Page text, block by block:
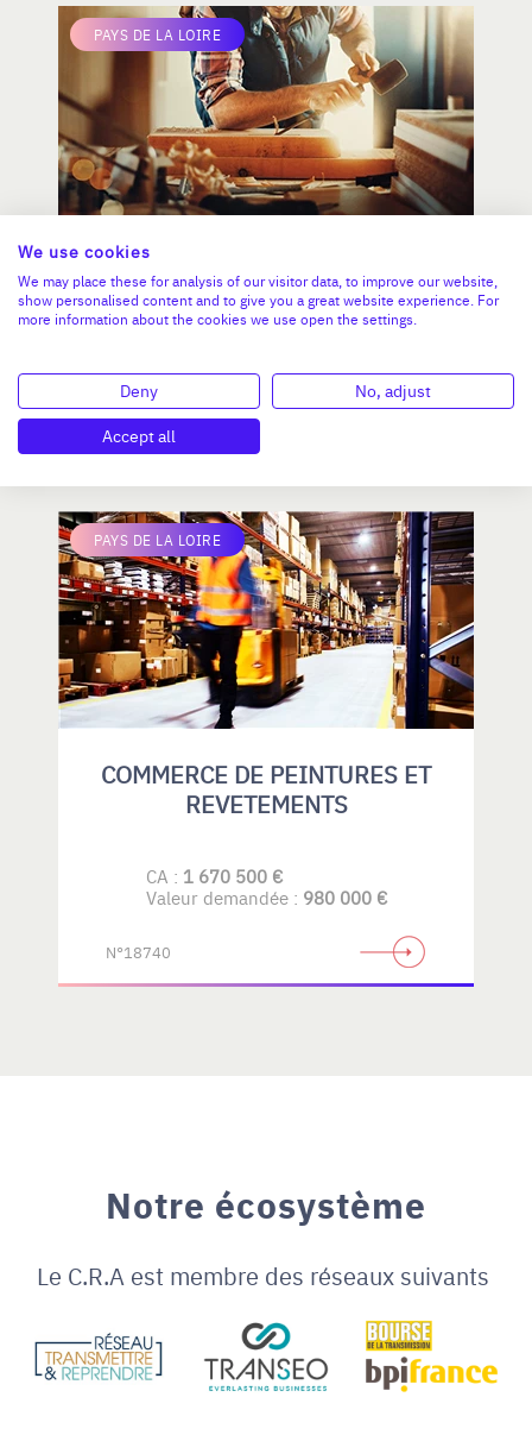
PAYS DE LA LOIRE
EBENISTERIE :MENUISERIE/
AGENCEMENT
CA :171 230 €
Valeur demandée :
50 000 €
N°18748
PAYS DE LA LOIRE
COMMERCE DE PEINTURES ET
REVETEMENTS
CA : 1 670 500 €
Valeur demandée : 980 000 €
N°18740
Notre écosystème
Le C.R.A est membre des réseaux suivants
We use cookies
We may place these for analysis of our visitor data, to improve our website,
show personalised content and to give you a great website experience. For
more information about the cookies we use open the settings.
Deny
No, adjust
Accept all